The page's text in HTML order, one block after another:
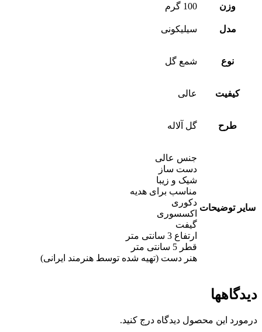
وزن 100 گرم
مدل سیلیکونی
نوع شمع گل
کیفیت عالی
طرح گل آلاله
سایر توضیحات
جنس عالی
دست ساز
شیک و زیبا
مناسب برای هدیه
دکوری
اکسسوری
گیفت
ارتفاع 3 سانتی متر
قطر 5 سانتی متر
هنر دست (تهیه شده توسط هنرمند ایرانی)
دیدگاهها
درمورد این محصول دیدگاه درج کنید.